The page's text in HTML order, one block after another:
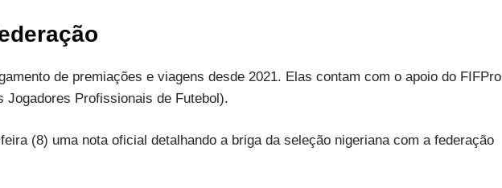
de premiações e viagens desde 2021. Elas contam com o apoio do FIFPro
Jogadores Profissionais de Futebol).
(8) uma nota oficial detalhando a briga da seleção nigeriana com a federação